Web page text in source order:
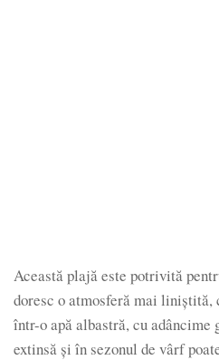
Această plajă este potrivită
doresc o atmosferă mai liniştită,
într-o apă albastră, cu adâncime
extinsă şi în sezonul de vârf